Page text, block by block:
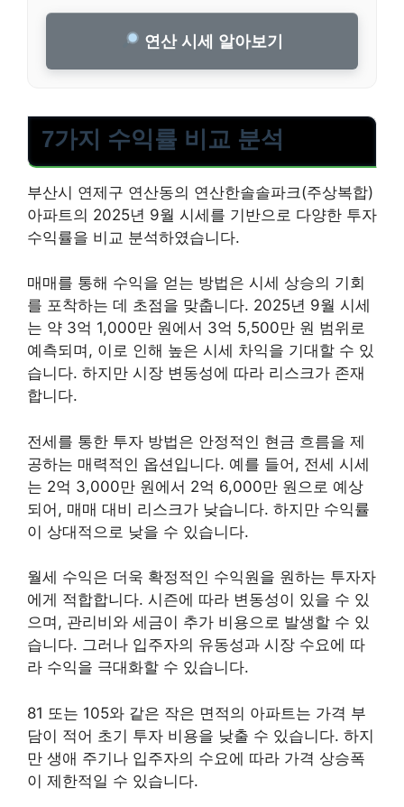
연산 시세 알아보기
7가지 수익률 비교 분석
부산시 연제구 연산동의 연산한솔솔파크(주상복합)
아파트의 2025년 9월 시세를 기반으로 다양한 투자
수익률을 비교 분석하였습니다.
매매를 통해 수익을 얻는 방법은 시세 상승의 기회
를 포착하는 데 초점을 맞춥니다. 2025년 9월 시세
는 약 3억 1,000만 원에서 3억 5,500만 원 범위로
예측되며, 이로 인해 높은 시세 차익을 기대할 수 있
습니다. 하지만 시장 변동성에 따라 리스크가 존재
합니다.
전세를 통한 투자 방법은 안정적인 현금 흐름을 제
공하는 매력적인 옵션입니다. 예를 들어, 전세 시세
는 2억 3,000만 원에서 2억 6,000만 원으로 예상
되어, 매매 대비 리스크가 낮습니다. 하지만 수익률
이 상대적으로 낮을 수 있습니다.
월세 수익은 더욱 확정적인 수익원을 원하는 투자자
에게 적합합니다. 시즌에 따라 변동성이 있을 수 있
으며, 관리비와 세금이 추가 비용으로 발생할 수 있
습니다. 그러나 입주자의 유동성과 시장 수요에 따
라 수익을 극대화할 수 있습니다.
81 또는 105와 같은 작은 면적의 아파트는 가격 부
담이 적어 초기 투자 비용을 낮출 수 있습니다. 하지
만 생애 주기나 입주자의 수요에 따라 가격 상승폭
이 제한적일 수 있습니다.